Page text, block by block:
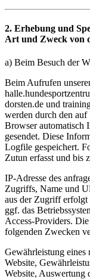
2. Erhebung und
Art und Zweck von
a) Beim Besuch der
Beim Aufrufen
dorsten.de und
werden durch den auf
Browser automatisch
gesendet. Diese
Logfile gespeichert.
Zutun erfasst und bis
IP-Adresse des
Zugriffs, Name und
aus der Zugriff
ggf. das
Access-Providers.
folgenden Zwecken
Gewährleistung eines
Website,
Website, Auswertung